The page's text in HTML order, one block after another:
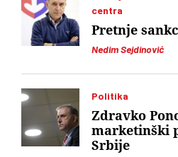
centra
Nedim Sejdinović
Pretnje
Politika
Zdravko
marketinški
Srbije